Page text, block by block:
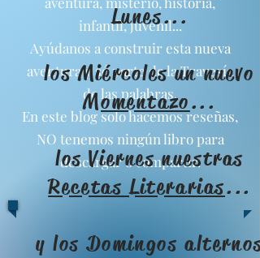
infantil, juvenil...
Ayúdanos a construir esta nueva
aventura y sé parte de la Travesía
de las palabras.
En este blog solo hacemos reseñas,
NO tenemos ningún libro para
descargar o compartir.
Lunes...
los Miércoles un nuevo
Momentazo...
los Viernes nuestras
Recetas Literarias...
y los Domingos alternos